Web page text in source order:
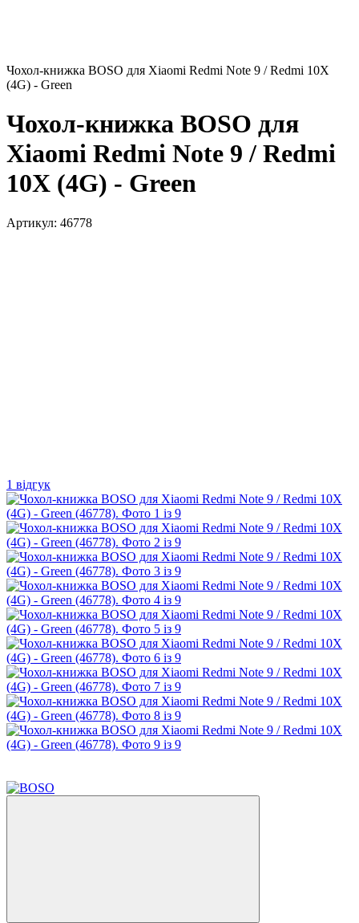
Чохол-книжка BOSO для Xiaomi Redmi Note 9 / Redmi 10X
(4G) - Green
Чохол-книжка BOSO для
Xiaomi Redmi Note 9 / Redmi
10X (4G) - Green
Артикул: 46778
1 відгук